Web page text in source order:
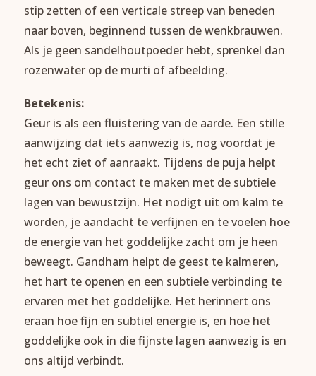
stip zetten of een verticale streep van beneden
naar boven, beginnend tussen de wenkbrauwen.
Als je geen sandelhoutpoeder hebt, sprenkel dan
rozenwater op de murti of afbeelding.
Betekenis:
Geur is als een fluistering van de aarde. Een stille
aanwijzing dat iets aanwezig is, nog voordat je
het echt ziet of aanraakt. Tijdens de puja helpt
geur ons om contact te maken met de subtiele
lagen van bewustzijn. Het nodigt uit om kalm te
worden, je aandacht te verfijnen en te voelen hoe
de energie van het goddelijke zacht om je heen
beweegt. Gandham helpt de geest te kalmeren,
het hart te openen en een subtiele verbinding te
ervaren met het goddelijke. Het herinnert ons
eraan hoe fijn en subtiel energie is, en hoe het
goddelijke ook in die fijnste lagen aanwezig is en
ons altijd verbindt.